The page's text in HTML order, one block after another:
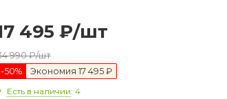
495 ₽/шт
990₽/шт
-50% Экономия 17 495 ₽
Есть в наличии: 4